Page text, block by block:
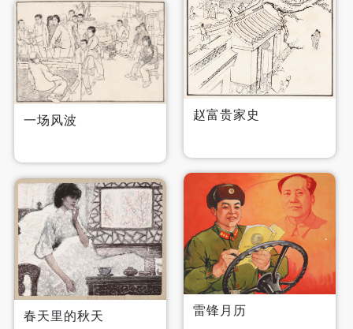
赵富贵家史
一场风波
雷锋月历
春天里的秋天
可使用雅昌艺术网会员账户登录